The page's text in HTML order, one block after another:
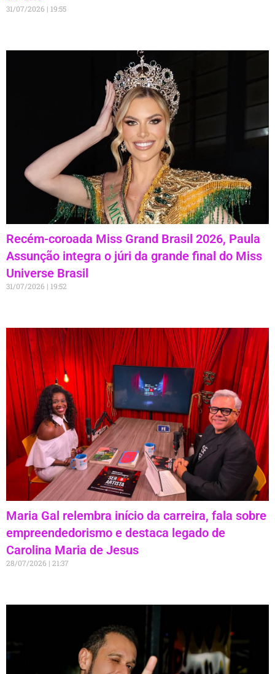
31/07/2026 19:55
Recém-coroada Miss Grand Brasil 2026, Paula
Assunção integra o júri da grande final do Miss
Universe Brasil
31/07/2026 19:52
Maria Gal relembra início da carreira, fala sobre
empreendedorismo e destaca legado de
Carolina Maria de Jesus
28/07/2026 21:37